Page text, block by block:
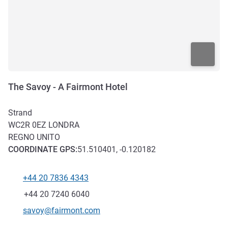
The Savoy - A Fairmont Hotel
Strand
WC2R 0EZ LONDRA
REGNO UNITO
COORDINATE GPS:51.510401, -0.120182
Telefono
+44 20 7836 4343
Fax
+44 20 7240 6040
E-mail di contatto
savoy@fairmont.com